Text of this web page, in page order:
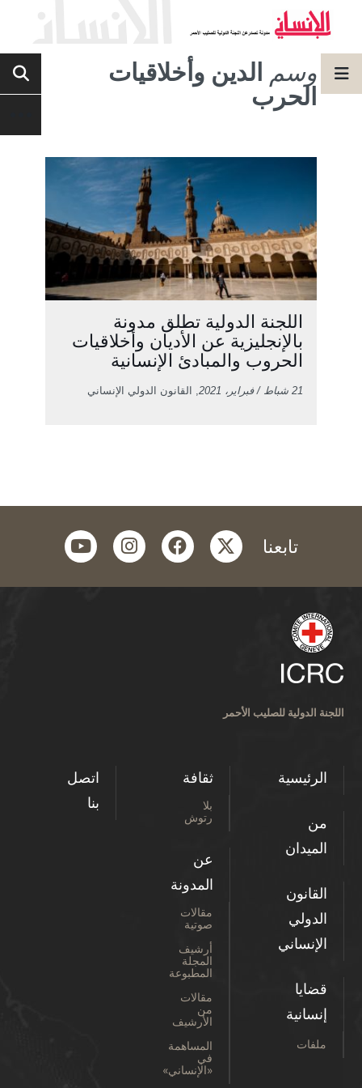
وسم الدين وأخلاقيات
الحرب
اللجنة الدولية تطلق مدونة
بالإنجليزية عن الأديان وأخلاقيات
الحروب والمبادئ الإنسانية
21 شباط / فبراير، 2021 , القانون الدولي الإنساني
تابعنا twitter
facebook
instagram
youtube
اللجنة الدولية للصليب الأحمر
الرئيسية
من
الميدان
القانون
الدولي
الإنساني
قضايا
إنسانية
ملفات
ثقافة
بلا
رتوش
عن
المدونة
مقالات
صوتية
أرشيف
المجلة
المطبوعة
مقالات
من
الأرشيف
المساهمة
في
«الإنساني»
اتصل
بنا